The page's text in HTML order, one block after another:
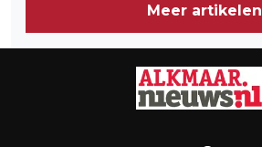
Meer artikelen